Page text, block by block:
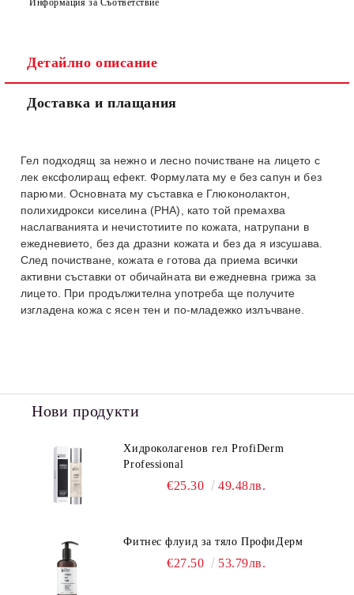
Детайлно описание
Доставка и плащания
Гел подходящ за нежно и лесно почистване на лицето с
лек ексфолиращ ефект. Формулата му е без сапун и без
парюми. Основната му съставка е Глюконолактон,
полихидрокси киселина (PHA), като той премахва
наслагванията и нечистотиите по кожата, натрупани в
ежедневието, без да дразни кожата и без да я изсушава.
След почистване, кожата е готова да приема всички
активни съставки от обичайната ви ежедневна грижа за
лицето. При продължителна употреба ще получите
изгладена кожа с ясен тен и по-младежко излъчване.
Нови продукти
Хидроколагенов гел ProfiDerm
Professional
€25.30 49.48лв.
Фитнес флуид за тяло ПрофиДерм
€27.50 53.79лв.